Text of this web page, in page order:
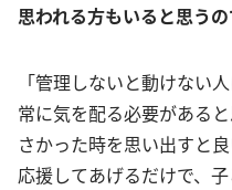
思われる方もいると思うの
「管理しないと動けない
常に気を配る必要がある
さかった時を思い出すと
応援してあげるだけで、